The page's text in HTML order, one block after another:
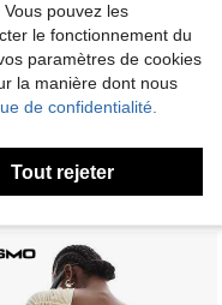
pouvez les
le fonctionnement du
paramètres de cookies
la manière dont nous
de confidentialité.
Tout rejeter